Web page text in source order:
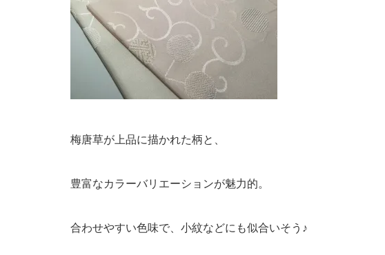
梅唐草が上品に描かれた柄と、
豊富なカラーバリエーションが魅力的。
合わせやすい色味で、小紋などにも似合いそう♪